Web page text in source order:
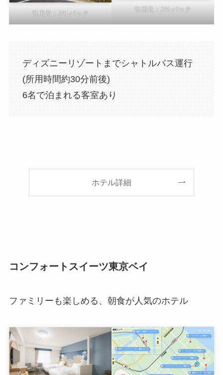
引用元：JALパック 引用元：JALパック
ディズニーリゾートまでシャトルバス運行
(所用時間約30分前後)
6名で泊まれる客室あり
ホテル詳細
コンフォートスイーツ東京ベイ
ファミリーも楽しめる、朝食が人気のホテル